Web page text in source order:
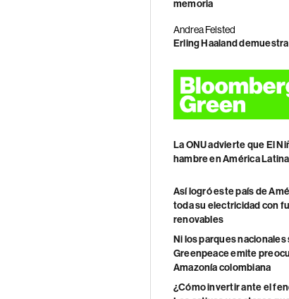
memoria
Andrea Felsted
Erling Haaland
La ONU advierte que El
hambre en América
Así logró este país de
toda su electricidad con
renovables
Ni los parques nacionales
Greenpeace emite
Amazonía colombiana
¿Cómo invertir ante el